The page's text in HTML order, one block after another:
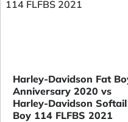
Harley-Davidson Fat
Anniversary 2020 vs
Harley-Davidson
Boy 114 FLFBS 2021